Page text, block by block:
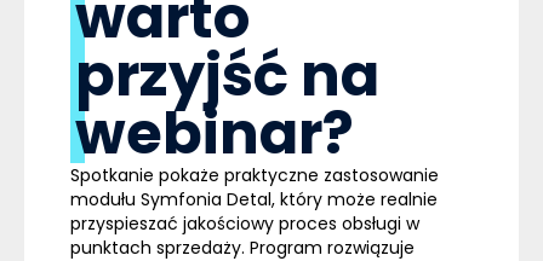
warto
przyjść na
webinar?
Spotkanie pokaże praktyczne zastosowanie
modułu Symfonia Detal, który może realnie
przyspieszać jakościowy proces obsługi w
punktach sprzedaży. Program rozwiązuje